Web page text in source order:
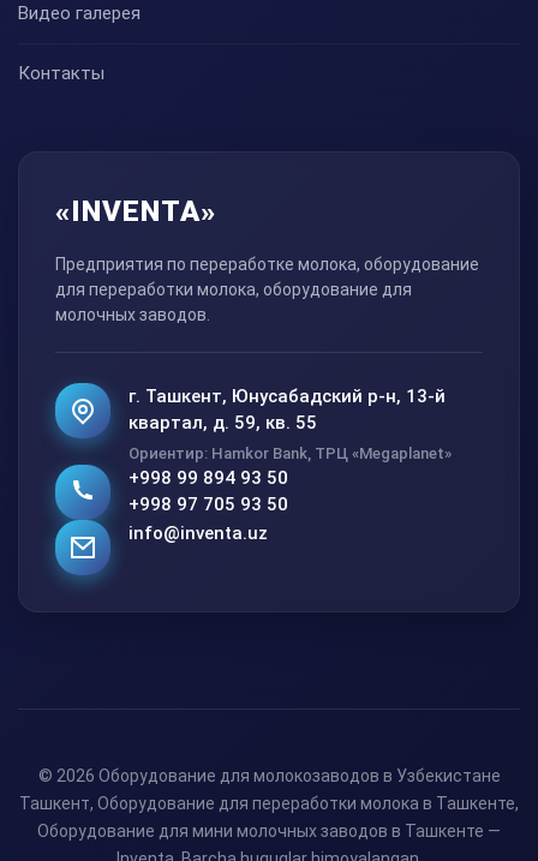
Видео галерея
Контакты
«INVENTA»
Предприятия по переработке молока, оборудование
для переработки молока, оборудование для
молочных заводов.
г. Ташкент, Юнусабадский р-н, 13-й
квартал, д. 59, кв. 55
Ориентир: Hamkor Bank, ТРЦ «Megaplanet»
+998 99 894 93 50
+998 97 705 93 50
info@inventa.uz
© 2026 Оборудование для молокозаводов в Узбекистане
Ташкент, Оборудование для переработки молока в Ташкенте,
Оборудование для мини молочных заводов в Ташкенте —